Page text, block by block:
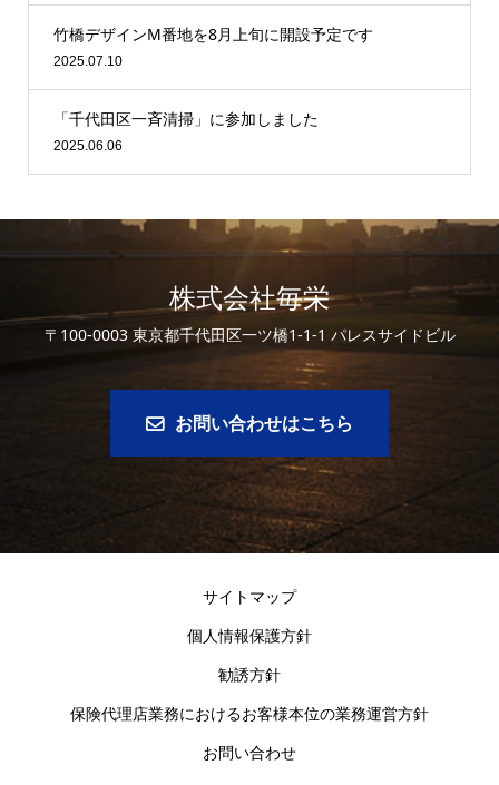
竹橋デザインM番地を8月上旬に開設予定です
2025.07.10
「千代田区一斉清掃」に参加しました
2025.06.06
株式会社毎栄
〒100-0003 東京都千代田区一ツ橋1-1-1 パレスサイドビル
お問い合わせはこちら
サイトマップ
個人情報保護方針
勧誘方針
保険代理店業務におけるお客様本位の業務運営方針
お問い合わせ